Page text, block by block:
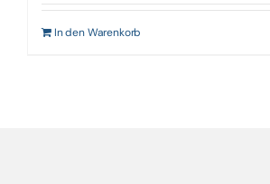
In den Warenkorb